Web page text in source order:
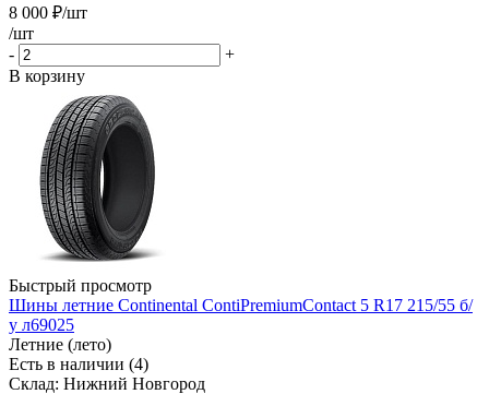
8 000 ₽/шт
/шт
-
+
В корзину
Быстрый просмотр
Шины летние Continental ContiPremiumContact 5 R17 215/55 б/
у л69025
Летние (лето)
Есть в наличии (4)
Склад: Нижний Новгород